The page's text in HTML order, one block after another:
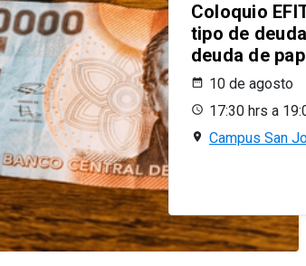
Coloquio
tipo de
deuda de
corazón?
10 de agosto
17:30 hrs a
Campus San